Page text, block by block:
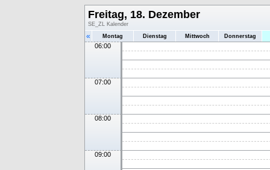
Freitag, 18. Dezember
SE_ZL Kalender
« Montag Dienstag Mittwoch Donnerstag
06:00
07:00
08:00
09:00